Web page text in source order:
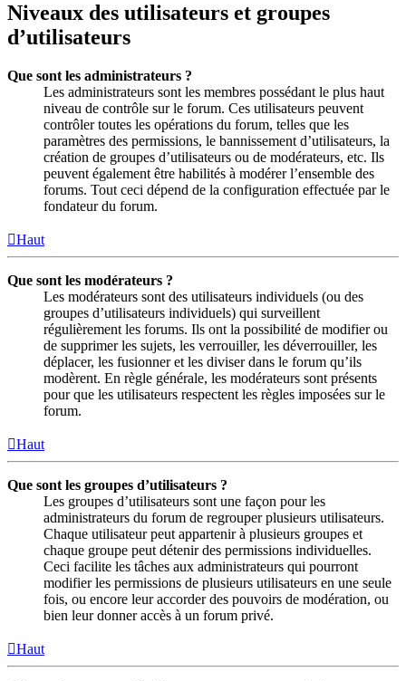
Niveaux des utilisateurs et groupes
d’utilisateurs
Que sont les administrateurs ?
Les administrateurs sont les membres possédant le plus haut
niveau de contrôle sur le forum. Ces utilisateurs peuvent
contrôler toutes les opérations du forum, telles que les
paramètres des permissions, le bannissement d’utilisateurs, la
création de groupes d’utilisateurs ou de modérateurs, etc. Ils
peuvent également être habilités à modérer l’ensemble des
forums. Tout ceci dépend de la configuration effectuée par le
fondateur du forum.
Haut
Que sont les modérateurs ?
Les modérateurs sont des utilisateurs individuels (ou des
groupes d’utilisateurs individuels) qui surveillent
régulièrement les forums. Ils ont la possibilité de modifier ou
de supprimer les sujets, les verrouiller, les déverrouiller, les
déplacer, les fusionner et les diviser dans le forum qu’ils
modèrent. En règle générale, les modérateurs sont présents
pour que les utilisateurs respectent les règles imposées sur le
forum.
Haut
Que sont les groupes d’utilisateurs ?
Les groupes d’utilisateurs sont une façon pour les
administrateurs du forum de regrouper plusieurs utilisateurs.
Chaque utilisateur peut appartenir à plusieurs groupes et
chaque groupe peut détenir des permissions individuelles.
Ceci facilite les tâches aux administrateurs qui pourront
modifier les permissions de plusieurs utilisateurs en une seule
fois, ou encore leur accorder des pouvoirs de modération, ou
bien leur donner accès à un forum privé.
Haut